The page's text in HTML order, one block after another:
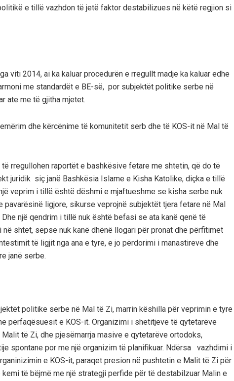
e tillë vazhdon të jetë faktor destabilizues në këtë regjion si
viti 2014, ai ka kaluar procedurën e rregullt madje ka kaluar edhe
me standardët e BE-së, por subjektët politike serbe në
ate me të gjitha mjetet.
dhe kërcënime të komunitetit serb dhe të KOS-it në Mal të
rregullohen raportët e bashkësive fetare me shtetin, që do të
t juridik siç janë Bashkësia Islame e Kisha Katolike, diçka e tillë
veprim i tillë është dëshmi e mjaftueshme se kisha serbe nuk
pavarësinë ligjore, sikurse veprojnë subjektët tjera fetare në Mal
Dhe një qendrim i tillë nuk është befasi se ata kanë qenë të
në shtet, sepse nuk kanë dhënë llogari për pronat dhe përfitimet
të ligjit nga ana e tyre, e jo përdorimi i manastireve dhe
janë serbe.
politike serbe në Mal të Zi, marrin këshilla për veprimin e tyre
përfaqësuesit e KOS-it. Organizimi i shetitjeve të qytetarëve
Malit të Zi, dhe pjesëmarrja masive e qytetarëve ortodoks,
spontane por me një organizim të planifikuar. Ndërsa vazhdimi i
e KOS-it, paraqet presion në pushtetin e Malit të Zi për
kemi të bëjmë me një strategji perfide për të destabilzuar Malin e